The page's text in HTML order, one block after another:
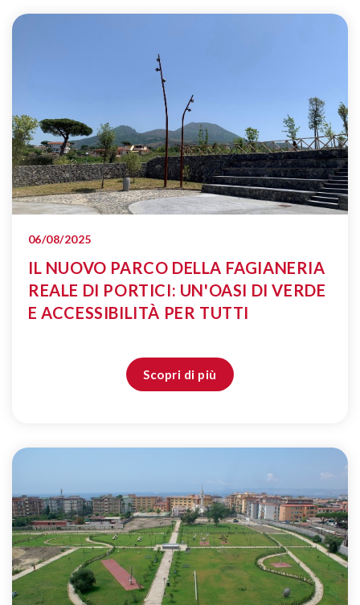
06/08/2025
IL NUOVO PARCO DELLA FAGIANERIA
REALE DI PORTICI: UN'OASI DI VERDE
E ACCESSIBILITÀ PER TUTTI
Scopri di più